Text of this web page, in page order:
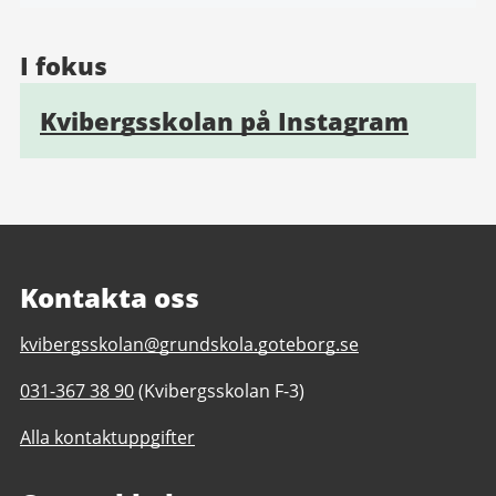
I fokus
Kvibergsskolan på Instagram
Kontakta oss
E-
till
Kvibergsskolan
F-
kvibergsskolan@grundskola.goteborg.se
Telefonnummer
Kvibergsskolan
031-367 38 90(Kvibergsskolan F-3)
Alla kontaktuppgifter